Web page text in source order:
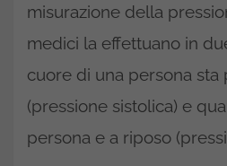
misurazione della
medici la effettuano in
cuore di una persona sta
(pressione sistolica) e
persona e a riposo